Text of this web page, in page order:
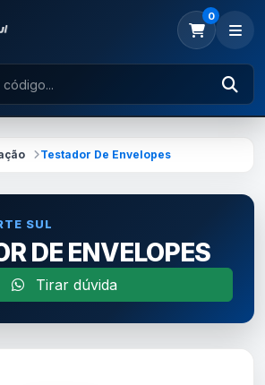
0
Testador De Envelopes
SUL
DE ENVELOPES
Tirar dúvida